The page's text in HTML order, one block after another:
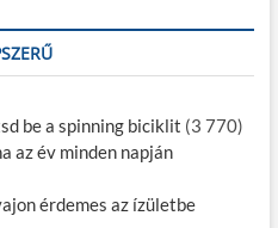
be a spinning biciklit (3 770)
az év minden napján
érdemes az ízületbe